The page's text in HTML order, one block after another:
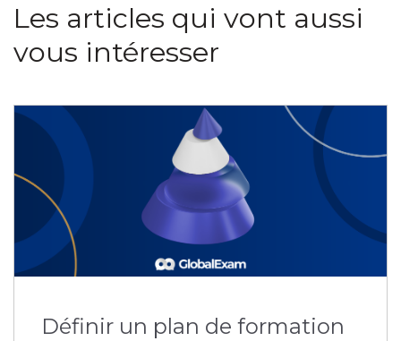
Les articles qui vont aussi
vous intéresser
Définir un plan de formation